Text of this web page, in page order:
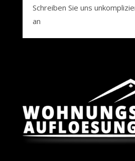
Schreiben Sie uns
an